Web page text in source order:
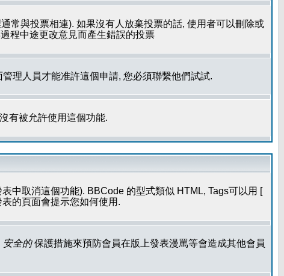
常與投票相連). 如果沒有人放棄投票的話, 使用者可以刪除或
程中途更改意見而產生錯誤的投票
理人員才能准許這個申請, 您必須聯繫他們試試.
有被允許使用這個功能.
中取消這個功能). BBCode 的型式類似 HTML, Tags可以用 [
的頁面會提示您如何使用.
安全的保護措施來預防會員在版上發表漫罵等會造成其他會員